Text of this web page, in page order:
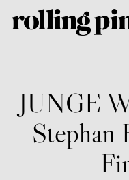
JUNGE
Stephan